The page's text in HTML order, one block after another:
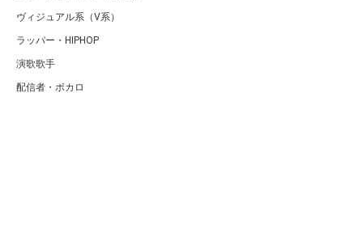
ヴィジュアル系（V系）
ラッパー・HIPHOP
演歌歌手
配信者・ボカロ